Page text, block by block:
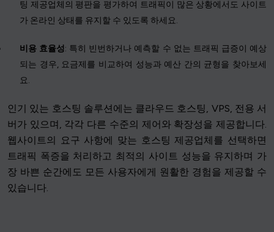
팅 제공업체의 평판을 평가하여 트래픽이 많은 상황에서도 사이트
가 온라인 상태를 유지할 수 있도록 하세요.
비용 효율성: 특히 빈번하거나 예측할 수 없는 트래픽 급증이 예상
되는 경우, 요금제를 비교하여 성능과 예산 간의 균형을 찾아보세
요.
인기 있는 호스팅 솔루션에는 클라우드 호스팅, VPS, 전용 서
버가 있으며, 각각 다른 수준의 제어와 확장성을 제공합니다.
웹사이트의 요구 사항에 맞는 호스팅 제공업체를 선택하면
트래픽 폭증을 처리하고 최적의 사이트 성능을 유지하며 가
장 바쁜 순간에도 모든 사용자에게 원활한 경험을 제공할 수
있습니다.